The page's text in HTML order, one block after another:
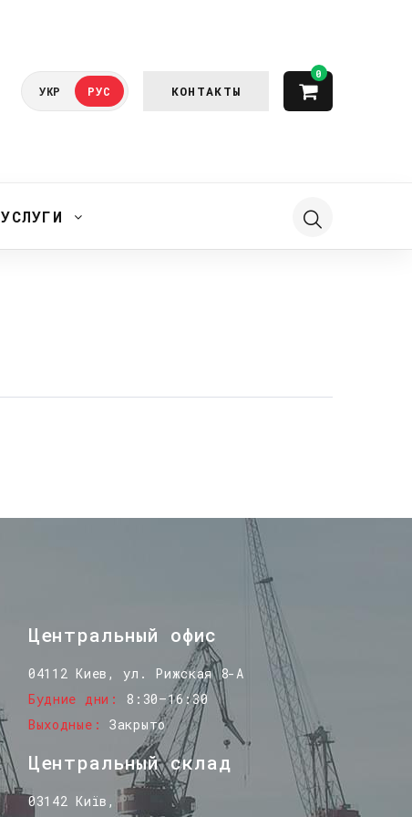
УКР РУС КОНТАКТЫ
0
УСЛУГИ
Центральный офис
04112 Киев, ул. Рижская 8-А
Будние дни
8:30–16:30
Выходные
Закрыто
Центральный склад
03142 Київ,